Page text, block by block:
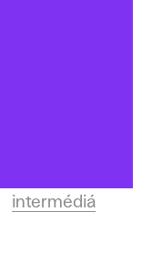
intermédiá